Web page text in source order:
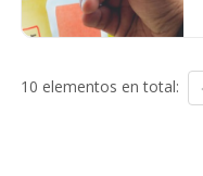
10 elementos en total: